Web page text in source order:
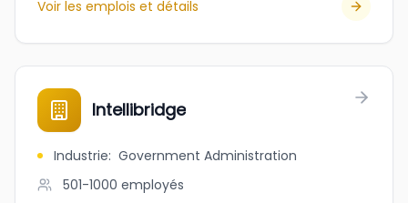
Voir les emplois et détails
Intellibridge
Industrie: Government Administration
501-1000 employés